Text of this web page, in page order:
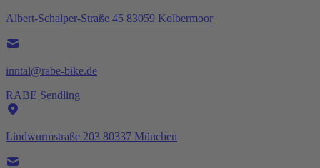
Albert-Schalper-Straße 45 83059 Kolbermoor
inntal@rabe-bike.de
RABE Sendling
Lindwurmstraße 203 80337 München